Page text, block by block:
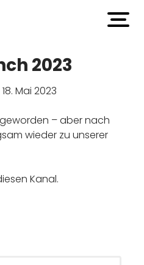
open
2023
Mai 2023
– aber nach
wieder zu unserer
Kanal.